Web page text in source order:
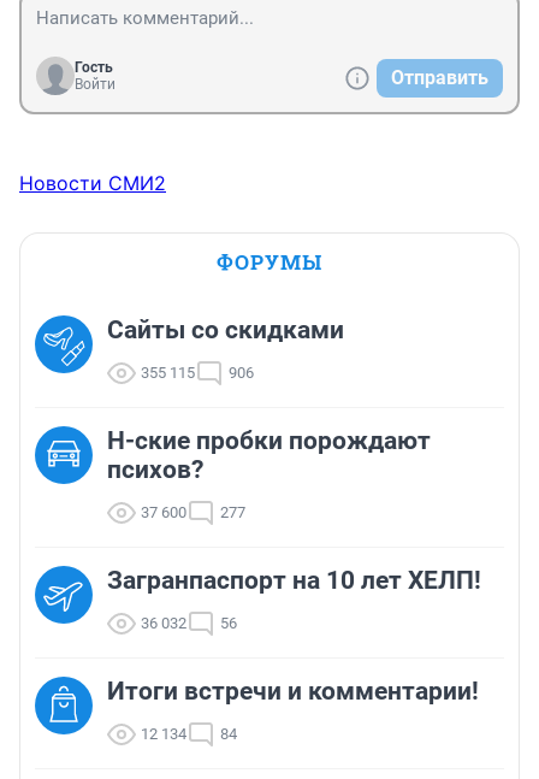
Гость
Войти
Отправить
Новости СМИ2
ФОРУМЫ
Сайты со скидками
355 115 906
Н-ские пробки порождают
психов?
37 600 277
Загранпаспорт на 10 лет ХЕЛП!
36 032 56
Итоги встречи и комментарии!
12 134 84